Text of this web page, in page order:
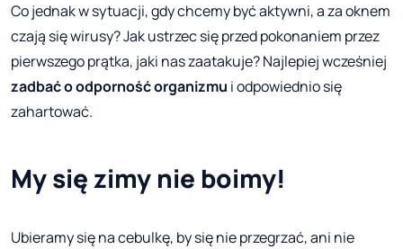
Co jednak w sytuacji, gdy chcemy być aktywni, a za oknem
czają się wirusy? Jak ustrzec się przed pokonaniem przez
pierwszego prątka, jaki nas zaatakuje? Najlepiej wcześniej
zadbać o odporność organizmu i odpowiednio się
zahartować.
My się zimy nie boimy!
Ubieramy się na cebulkę, by się nie przegrzać, ani nie